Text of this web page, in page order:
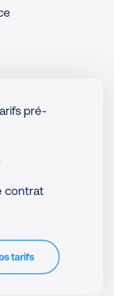
pré-
contrat
tarifs